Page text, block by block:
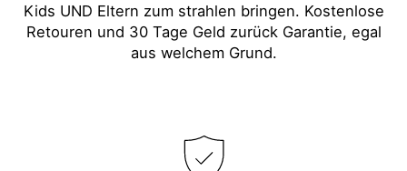
Kids UND Eltern zum strahlen bringen. Kostenlose
Retouren und 30 Tage Geld zurück Garantie, egal
aus welchem Grund.